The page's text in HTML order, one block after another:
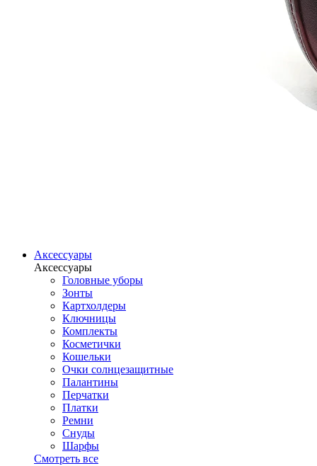
Аксессуары
Аксессуары
Головные уборы
Зонты
Картхолдеры
Ключницы
Комплекты
Косметички
Кошельки
Очки солнцезащитные
Палантины
Перчатки
Платки
Ремни
Снуды
Шарфы
Смотреть все